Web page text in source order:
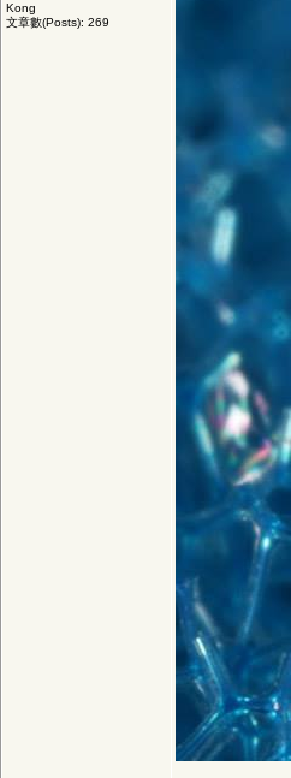
Kong
文章數(Posts): 269